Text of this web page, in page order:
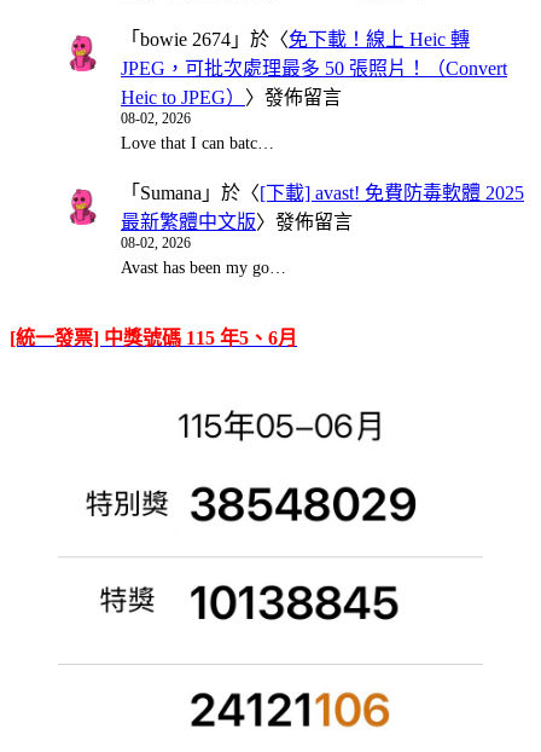
「 bowie 2674 」於〈免下載！線上 Heic 轉
JPEG，可批次處理最多 50 張照片！（Convert
Heic to JPEG） 〉發佈留言
08-02, 2026
Love that I can batc…
「 Sumana 」於〈[下載] avast! 免費防毒軟體 2025
最新繁體中文版〉發佈留言
08-02, 2026
Avast has been my go…
[統一發票] 中獎號碼 115 年5、6月